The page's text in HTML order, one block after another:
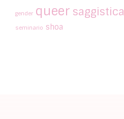
gender queer saggistica
seminario shoa